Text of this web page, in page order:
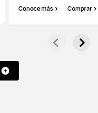
Conoce más Comprar